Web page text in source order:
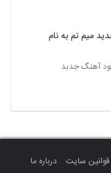
علیرضا عبدی با نام
Farid
فائزنیا(پاپ)
میم تم به نام
آهنگ جدبد
قوانین سایت
درباره ما